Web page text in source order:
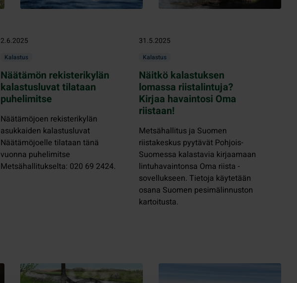
2.6.2025
Kalastus
Näätämön rekisterikylän
kalastusluvat tilataan
puhelimitse
Näätämöjoen rekisterikylän
asukkaiden kalastusluvat
Näätämöjoelle tilataan tänä
vuonna puhelimitse
Metsähallitukselta: 020 69 2424.
31.5.2025
Kalastus
Näitkö kalastuksen
lomassa riistalintuja?
Kirjaa havaintosi Oma
riistaan!
Metsähallitus ja Suomen
riistakeskus pyytävät Pohjois-
Suomessa kalastavia kirjaamaan
lintuhavaintonsa Oma riista -
sovellukseen. Tietoja käytetään
osana Suomen pesimälinnuston
kartoitusta.